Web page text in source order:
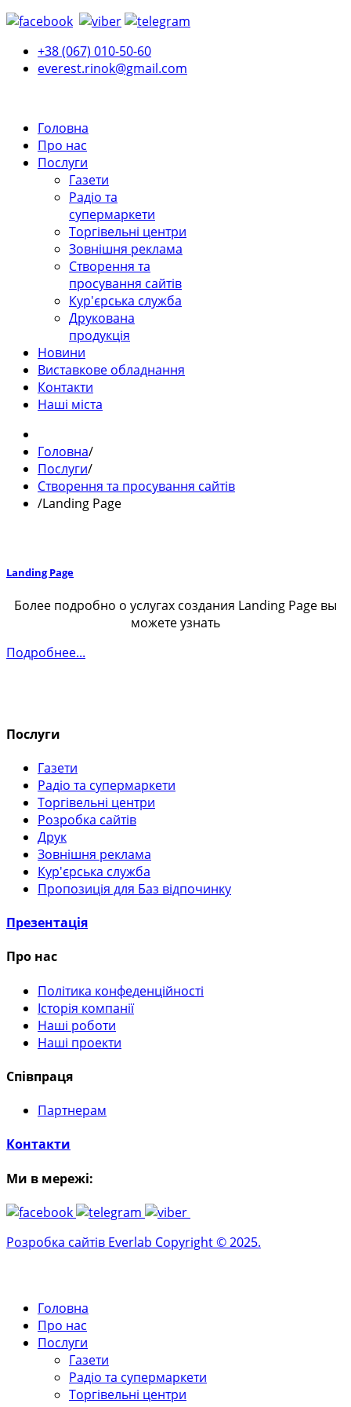
+38 (067) 010-50-60
everest.rinok@gmail.com
Головна
Про нас
Послуги
Газети
Радіо та
супермаркети
Торгівельні центри
Зовнішня реклама
Створення та
просування сайтів
Кур'єрська служба
Друкована
продукція
Новини
Виставкове обладнання
Контакти
Наші міста
Головна/
Послуги/
Створення та просування сайтів
/Landing Page
Landing Page
Более подробно о услугах создания Landing Page вы
можете узнать
Подробнее...
Послуги
Газети
Радіо та супермаркети
Торгівельні центри
Розробка сайтів
Друк
Зовнішня реклама
Кур'єрська служба
Пропозиція для Баз відпочинку
Презентація
Про нас
Політика конфеденційності
Історія компанії
Наші роботи
Наші проекти
Співпраця
Партнерам
Контакти
Ми в мережі:
Розробка сайтів Everlab Copyright © 2025.
Головна
Про нас
Послуги
Газети
Радіо та супермаркети
Торгівельні центри